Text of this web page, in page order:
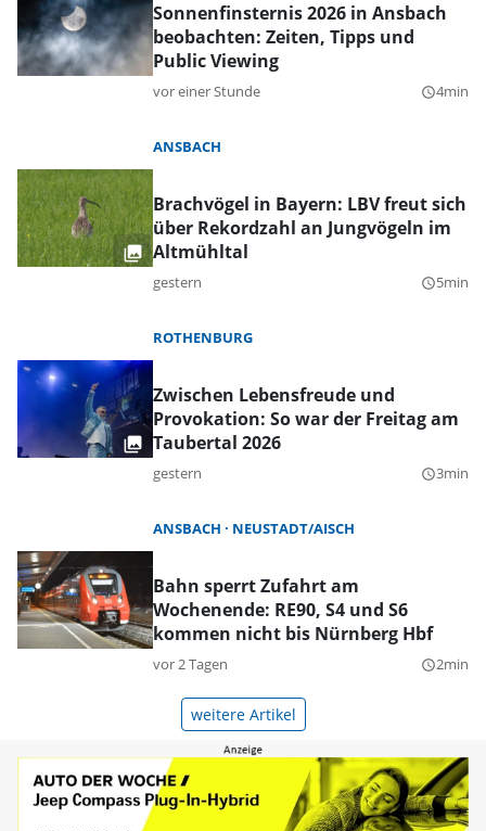
Sonnenfinsternis 2026 in Ansbach
beobachten: Zeiten, Tipps und
Public Viewing
vor einer Stunde query_builder4min
ANSBACH
Brachvögel in Bayern: LBV freut sich
über Rekordzahl an Jungvögeln im
Altmühltal
gestern query_builder5min
ROTHENBURG
Zwischen Lebensfreude und
Provokation: So war der Freitag am
Taubertal 2026
gestern query_builder3min
ANSBACH NEUSTADT/AISCH
Bahn sperrt Zufahrt am
Wochenende: RE90, S4 und S6
kommen nicht bis Nürnberg Hbf
vor 2 Tagen query_builder2min
weitere Artikel